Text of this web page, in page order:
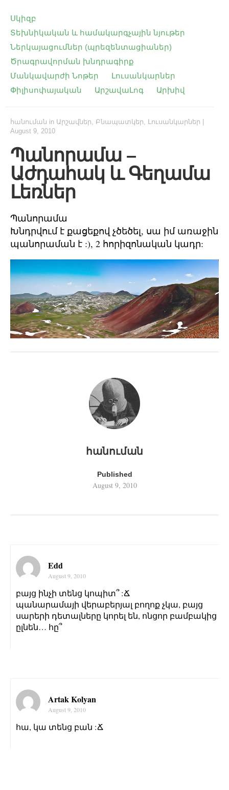
Սկիզբ
Տեխնիկական և համակարգչային նյութեր
Ներկայացումներ (պրեզենտացիաներ)
Ծրագրավորման խնդրագիրք
Մանկավարժի Նոթեր
Լուսանկարներ
Փիլիսոփայական
ԱրշավաԼոգ Արխիվ
հանուման in Արշավներ, Բնապատկեր, Լուսանկարներ
August 9, 2010
Պանորամա –
Աժդահակ և Գեղամա
Լեռներ
Պանորամա
Խնդրվում է քացեքով չծեծել, սա իմ առաջին
պանորաման է :), 2 հորիզոնական կադր:
հանուման
Published
August 9, 2010
Edd
August 9, 2010
բայց ինչի տենց կոպիտ՞ :Ճ
պանարամայի վերաբերյալ բողոք չկա, բայց
սարերի դետալները կորել են, ոնցոր բամբակից
ըլնեն… հը՞
Artak Kolyan
August 9, 2010
հա, կա տենց բան :Ճ